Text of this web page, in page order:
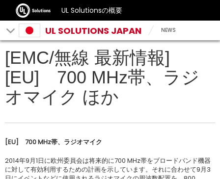
UL Solutionsの概要
UL SOLUTIONS JAPAN NEWS
[EMC/無線 最新情報]
[EU] 700 MHz帯、ラジ
オマイク ほか
[EU] 700 MHz帯、ラジオマイク
2014年9月1日に欧州委員会は将来的に700 MHz帯をブロードバンド機器
に対して有効利用するための計画を示しています。それに合わせて9月3